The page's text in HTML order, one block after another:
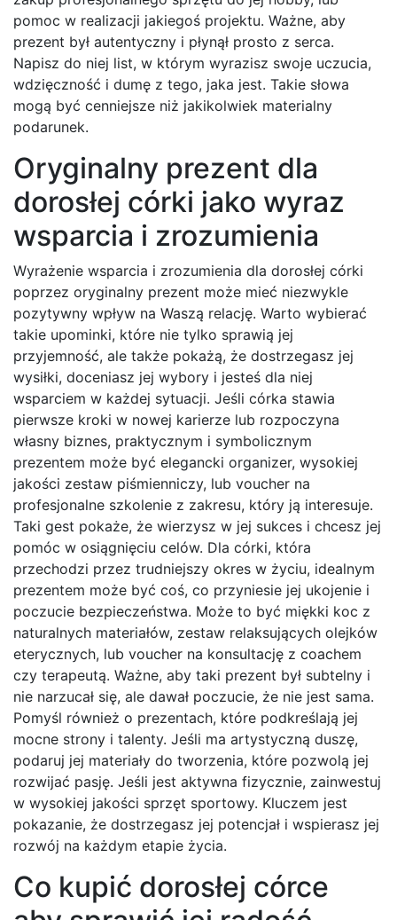
pomoc w realizacji jakiegoś projektu. Ważne, aby
prezent był autentyczny i płynął prosto z serca.
Napisz do niej list, w którym wyrazisz swoje uczucia,
wdzięczność i dumę z tego, jaka jest. Takie słowa
mogą być cenniejsze niż jakikolwiek materialny
podarunek.
Oryginalny prezent dla
dorosłej córki jako wyraz
wsparcia i zrozumienia
Wyrażenie wsparcia i zrozumienia dla dorosłej córki
poprzez oryginalny prezent może mieć niezwykle
pozytywny wpływ na Waszą relację. Warto wybierać
takie upominki, które nie tylko sprawią jej
przyjemność, ale także pokażą, że dostrzegasz jej
wysiłki, doceniasz jej wybory i jesteś dla niej
wsparciem w każdej sytuacji. Jeśli córka stawia
pierwsze kroki w nowej karierze lub rozpoczyna
własny biznes, praktycznym i symbolicznym
prezentem może być elegancki organizer, wysokiej
jakości zestaw piśmienniczy, lub voucher na
profesjonalne szkolenie z zakresu, który ją interesuje.
Taki gest pokaże, że wierzysz w jej sukces i chcesz jej
pomóc w osiągnięciu celów. Dla córki, która
przechodzi przez trudniejszy okres w życiu, idealnym
prezentem może być coś, co przyniesie jej ukojenie i
poczucie bezpieczeństwa. Może to być miękki koc z
naturalnych materiałów, zestaw relaksujących olejków
eterycznych, lub voucher na konsultację z coachem
czy terapeutą. Ważne, aby taki prezent był subtelny i
nie narzucał się, ale dawał poczucie, że nie jest sama.
Pomyśl również o prezentach, które podkreślają jej
mocne strony i talenty. Jeśli ma artystyczną duszę,
podaruj jej materiały do tworzenia, które pozwolą jej
rozwijać pasję. Jeśli jest aktywna fizycznie, zainwestuj
w wysokiej jakości sprzęt sportowy. Kluczem jest
pokazanie, że dostrzegasz jej potencjał i wspierasz jej
rozwój na każdym etapie życia.
Co kupić dorosłej córce